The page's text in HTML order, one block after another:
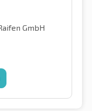
GmbH